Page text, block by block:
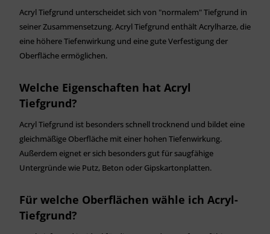
Acryl Tiefgrund unterscheidet sich von "normalem" Tiefgrund in
seiner Zusammensetzung. Acryl Tiefgrund enthält Acrylharze, die
eine höhere Tiefenwirkung und eine gute Verfestigung der
Oberfläche ermöglichen.
Welche Eigenschaften hat Acryl
Tiefgrund?
Acryl Tiefgrund ist besonders schnell trocknend und bildet eine
gleichmäßige Oberfläche mit einer hohen Tiefenwirkung.
Außerdem eignet er sich besonders gut für saugfähige
Untergründe wie Putz, Beton oder Gipskartonplatten.
Für welche Oberflächen wähle ich Acryl-
Tiefgrund?